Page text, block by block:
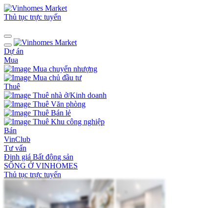
Thủ tục trực tuyến
Dự án
Mua
Mua chuyển nhượng
Mua chủ đầu tư
Thuê
Thuê nhà ở/Kinh doanh
Thuê Văn phòng
Thuê Bán lẻ
Thuê Khu công nghiệp
Bán
VinClub
Tư vấn
Định giá Bất động sản
SỐNG Ở VINHOMES
Thủ tục trực tuyến